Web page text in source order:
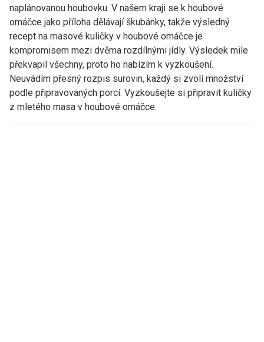
naplánovanou houbovku. V našem kraji se k houbové
omáčce jako příloha dělávají škubánky, takže výsledný
recept na masové kuličky v houbové omáčce je
kompromisem mezi dvěma rozdílnými jídly. Výsledek mile
překvapil všechny, proto ho nabízím k vyzkoušení.
Neuvádím přesný rozpis surovin, každý si zvolí množství
podle připravovaných porcí. Vyzkoušejte si připravit kuličky
z mletého masa v houbové omáčce.